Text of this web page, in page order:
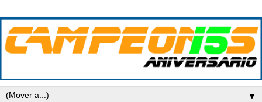
▼